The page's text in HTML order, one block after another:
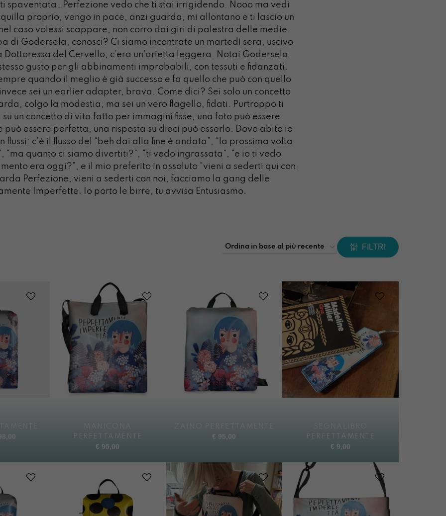
spaventata…Perfezione vedo che ti stai irrigidendo. Nooo ma vedi
proprio, vengo in pace, anzi guarda, mi allontano e ti lascio un
caso volessi scappare, non corro dai giri di palestra delle medie.
di Godersela, conosci? Ci siamo incontrate un martedì sera, uscivo
del Cervello, c’era un’arietta leggera. Notai Godersela
gusto per gli abbinamenti improbabili, con tessuti e fidanzati.
quando il meglio è già successo e fa quello che può con quello
invece sei un earlier adapter, brava. Come dici? Sei solo un concetto
colgo la modestia, ma sei un vero flagello, fidati. Purtroppo ti
su un concetto di vita fatto per immagini fisse, una foto può essere
può essere perfetta, una risposta su dieci può esserlo. Dove abito io
flussi: c’è il flusso del “beh dai alla fine è andata”, “la prossima volta
“ma quanto ci siamo divertiti?”, “ti vedo ingrassata”, “e io ti vedo
era oggi?”, e il mio preferito in assoluto “vieni a sederti qui con
Perfezione, vieni a sederti con noi, facciamo la gang delle
Imperfette. Io porto le birre, tu avvisa Entusiasmo.
FILTRI
PERFETTAMENTE
€ 95,00
€ 95,00
PERFETTAMENTE
€ 9,00